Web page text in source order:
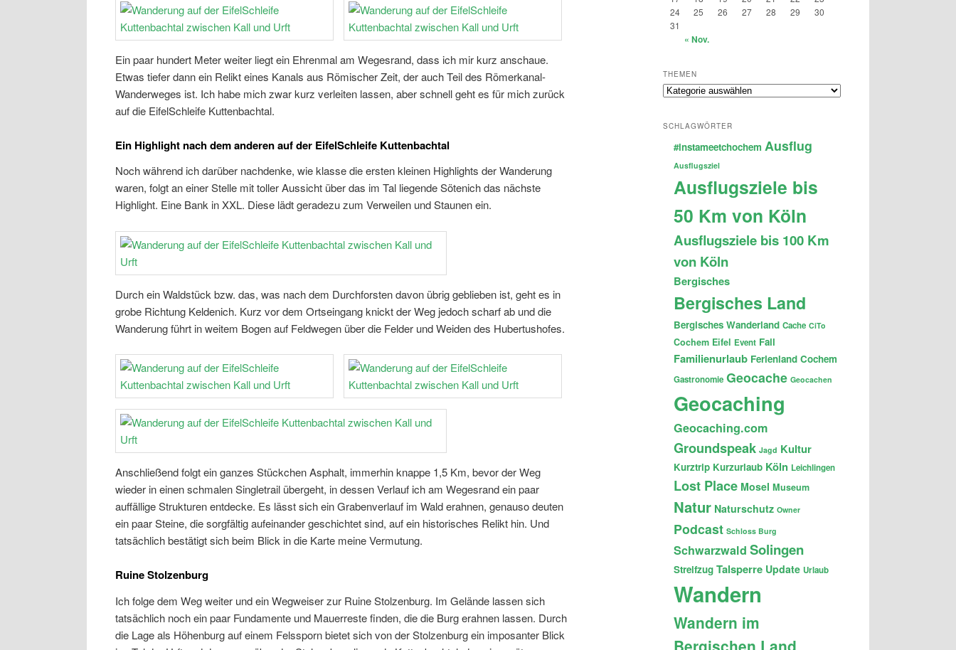
Ein paar hundert Meter weiter liegt ein Ehrenmal am Wegesrand, dass ich mir kurz anschaue.
Etwas tiefer dann ein Relikt eines Kanals aus Römischer Zeit, der auch Teil des Römerkanal-
Wanderweges ist. Ich habe mich zwar kurz verleiten lassen, aber schnell geht es für mich zurück
auf die EifelSchleife Kuttenbachtal.
Ein Highlight nach dem anderen auf der EifelSchleife Kuttenbachtal
Noch während ich darüber nachdenke, wie klasse die ersten kleinen Highlights der Wanderung
waren, folgt an einer Stelle mit toller Aussicht über das im Tal liegende Sötenich das nächste
Highlight. Eine Bank in XXL. Diese lädt geradezu zum Verweilen und Staunen ein.
Durch ein Waldstück bzw. das, was nach dem Durchforsten davon übrig geblieben ist, geht es in
grobe Richtung Keldenich. Kurz vor dem Ortseingang knickt der Weg jedoch scharf ab und die
Wanderung führt in weitem Bogen auf Feldwegen über die Felder und Weiden des Hubertushofes.
Anschließend folgt ein ganzes Stückchen Asphalt, immerhin knappe 1,5 Km, bevor der Weg
wieder in einen schmalen Singletrail übergeht, in dessen Verlauf ich am Wegesrand ein paar
auffällige Strukturen entdecke. Es lässt sich ein Grabenverlauf im Wald erahnen, genauso deuten
ein paar Steine, die sorgfältig aufeinander geschichtet sind, auf ein historisches Relikt hin. Und
tatsächlich bestätigt sich beim Blick in die Karte meine Vermutung.
Ruine Stolzenburg
Ich folge dem Weg weiter und ein Wegweiser zur Ruine Stolzenburg. Im Gelände lassen sich
tatsächlich noch ein paar Fundamente und Mauerreste finden, die die Burg erahnen lassen. Durch
die Lage als Höhenburg auf einem Felssporn bietet sich von der Stolzenburg ein imposanter Blick
24
25 26 27 28 29
30
31
« Nov.
THEMEN
Themen
SCHLAGWÖRTER
#instameetchochem Ausflug
Ausflugsziel
Ausflugsziele bis
50 Km von Köln
Ausflugsziele bis 100 Km
von Köln
Bergisches
Bergisches Land
Bergisches Wanderland Cache CiTo
Cochem Eifel Event Fail
Familienurlaub Ferienland Cochem
Gastronomie Geocache Geocachen
Geocaching
Geocaching.com
Groundspeak Jagd Kultur
Kurztrip Kurzurlaub Köln Leichlingen
Lost Place Mosel Museum
Natur Naturschutz Owner
Podcast Schloss Burg
Schwarzwald Solingen
Streifzug Talsperre Update Urlaub
Wandern
Wandern im
Bergischen Land